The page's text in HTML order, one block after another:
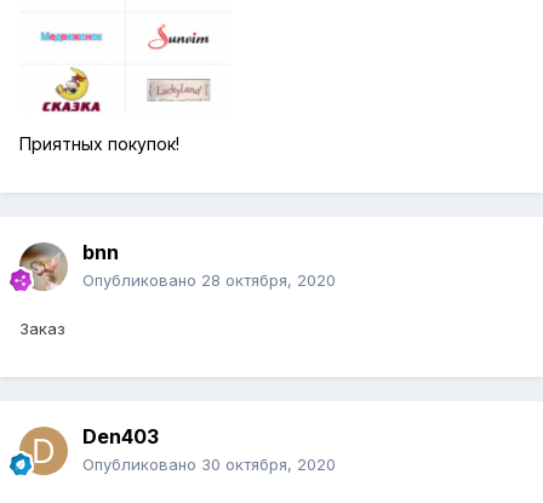
Приятных покупок!
bnn
Опубликовано 28 октября, 2020
Заказ
Den403
Опубликовано 30 октября, 2020